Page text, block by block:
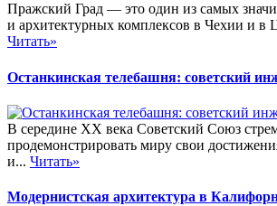
Пражский Град — это один из самых
и архитектурных комплексов в Чехии и в
Читать»
Останкинская телебашня: советский
В середине XX века Советский Союз
продемонстрировать миру свои
и... Читать»
Модернистская архитектура в